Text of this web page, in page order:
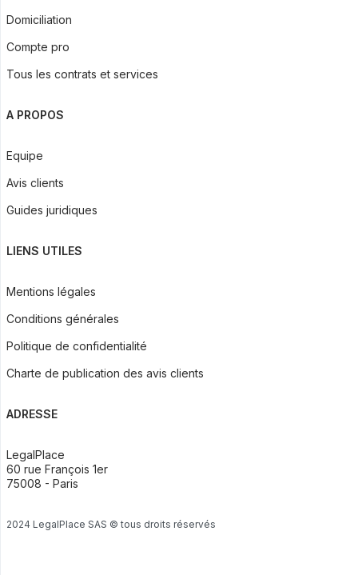
Domiciliation
Compte pro
Tous les contrats et services
A PROPOS
Equipe
Avis clients
Guides juridiques
LIENS UTILES
Mentions légales
Conditions générales
Politique de confidentialité
Charte de publication des avis clients
ADRESSE
LegalPlace
60 rue François 1er
75008 - Paris
2024 LegalPlace SAS © tous droits réservés